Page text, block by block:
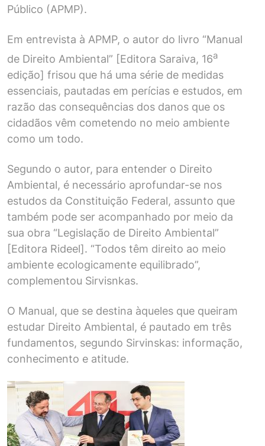
Público (APMP).
Em entrevista à APMP, o autor do livro “Manual
de Direito Ambiental” [Editora Saraiva, 16a
edição] frisou que há uma série de medidas
essenciais, pautadas em perícias e estudos, em
razão das consequências dos danos que os
cidadãos vêm cometendo no meio ambiente
como um todo.
Segundo o autor, para entender o Direito
Ambiental, é necessário aprofundar-se nos
estudos da Constituição Federal, assunto que
também pode ser acompanhado por meio da
sua obra “Legislação de Direito Ambiental”
[Editora Rideel]. “Todos têm direito ao meio
ambiente ecologicamente equilibrado”,
complementou Sirvisnkas.
O Manual, que se destina àqueles que queiram
estudar Direito Ambiental, é pautado em três
fundamentos, segundo Sirvinskas: informação,
conhecimento e atitude.